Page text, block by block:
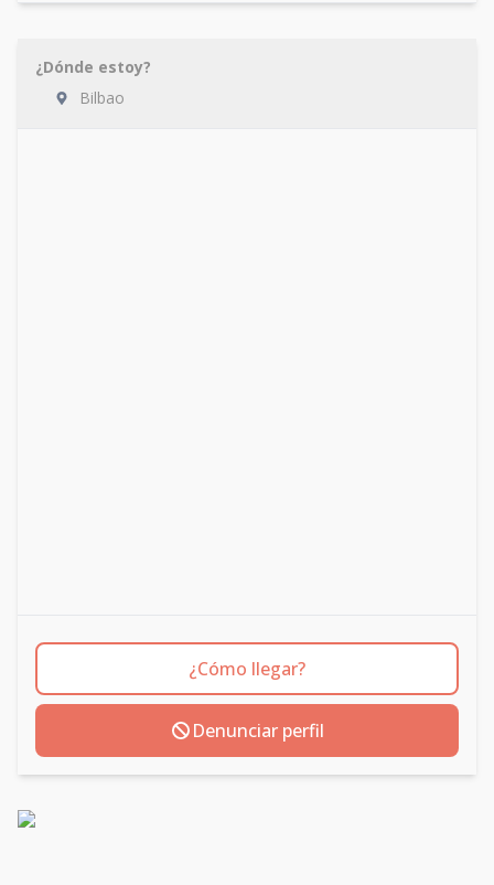
¿Dónde estoy?
Bilbao
¿Cómo llegar?
Denunciar perfil